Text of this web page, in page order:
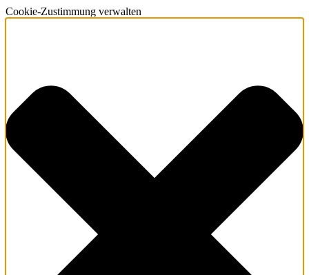
Cookie-Zustimmung verwalten